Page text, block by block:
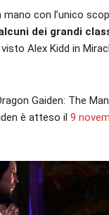
con l’unico
dei grandi
Alex Kidd in
Gaiden: The
è atteso il 9